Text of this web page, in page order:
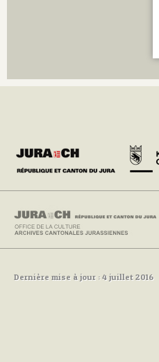
Dernière mise à jour : 4 juillet 2016